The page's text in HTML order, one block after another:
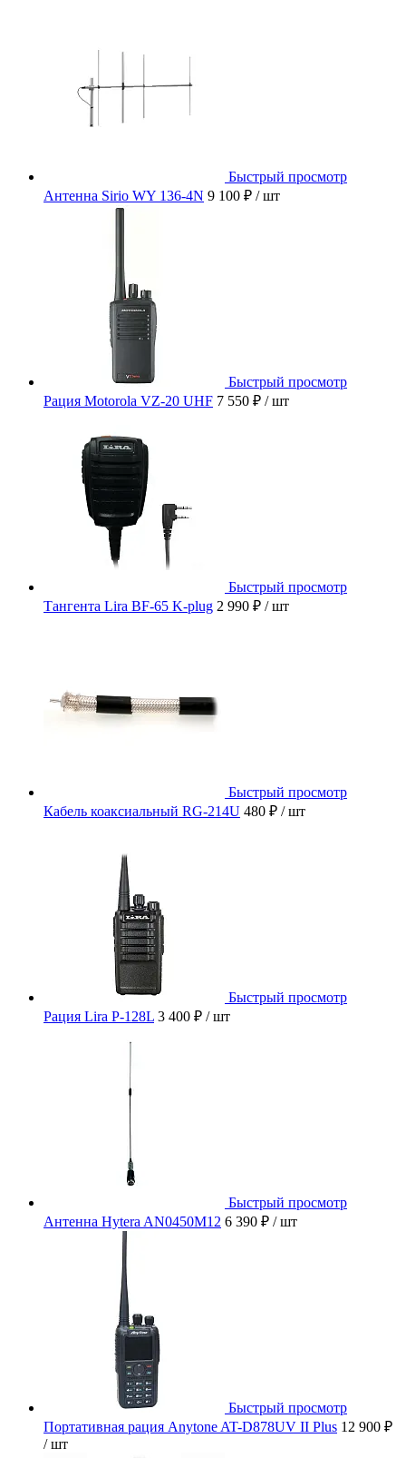
Быстрый просмотр
Антенна Sirio WY 136-4N 9 100 ₽ / шт
Быстрый просмотр
Рация Motorola VZ-20 UHF 7 550 ₽ / шт
Быстрый просмотр
Тангента Lira BF-65 K-plug 2 990 ₽ / шт
Быстрый просмотр
Кабель коаксиальный RG-214U 480 ₽ / шт
Быстрый просмотр
Рация Lira P-128L 3 400 ₽ / шт
Быстрый просмотр
Антенна Hytera AN0450M12 6 390 ₽ / шт
Быстрый просмотр
Портативная рация Anytone AT-D878UV II Plus 12 900 ₽
/ шт